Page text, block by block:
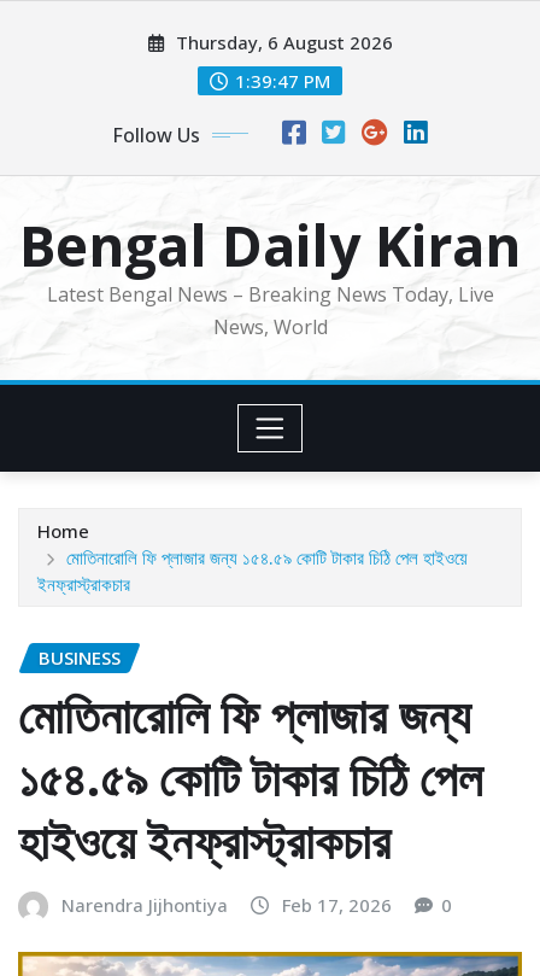
Thursday, 6 August 2026
1:39:49 PM
Follow Us
Bengal Daily Kiran
Latest Bengal News – Breaking News Today, Live
News, World
Home
মোতিনারোলি ফি প্লাজার জন্য ১৫৪.৫৯ কোটি টাকার চিঠি পেল হাইওয়ে
ইনফ্রাস্ট্রাকচার
BUSINESS
মোতিনারোলি ফি প্লাজার জন্য
১৫৪.৫৯ কোটি টাকার চিঠি পেল
হাইওয়ে ইনফ্রাস্ট্রাকচার
Narendra Jijhontiya Feb 17, 2026 0